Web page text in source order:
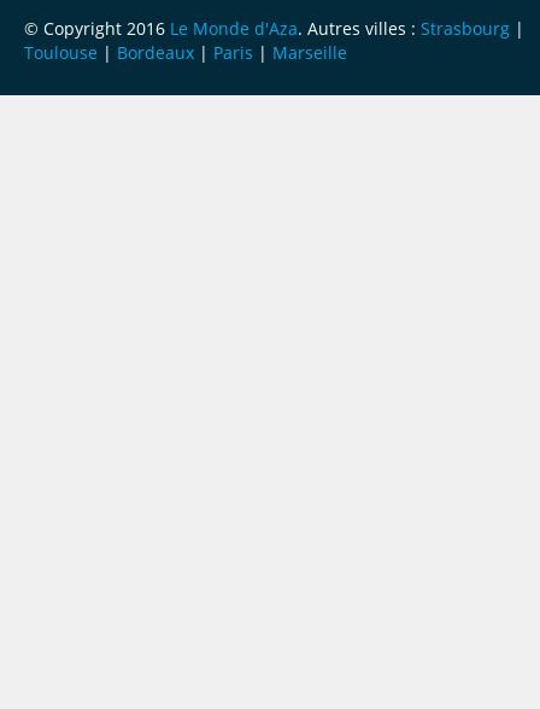
© Copyright 2016 Le Monde d'Aza. Autres villes : Strasbourg |
Toulouse | Bordeaux | Paris | Marseille